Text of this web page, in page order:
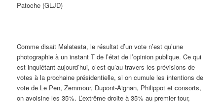
Patoche (GLJD)
Comme disait Malatesta, le résultat d’un vote n’est qu’une
photographie à un instant T de l’état de l’opinion publique. Ce qui
est inquiétant aujourd’hui, c’est qu’au travers les prévisions de
votes à la prochaine présidentielle, si on cumule les intentions de
vote de Le Pen, Zemmour, Dupont-Aignan, Philippot et consorts,
on avoisine les 35%. L’extrême droite à 35% au premier tour,